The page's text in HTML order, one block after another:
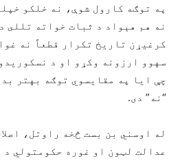
په توګه کارول شوې، نه خلکو
نه هم هېواد د ثبات خواته تللى
کرغيړن تاريخ تکرار قطعاً نه
سهوو ارزونه وکړو او د
چې ايا په مقايسوي توګه بهتر
“نه” دى.
له اوسني بن بست څخه راوتل،
عدالت لټون او غوره حکومتولي د